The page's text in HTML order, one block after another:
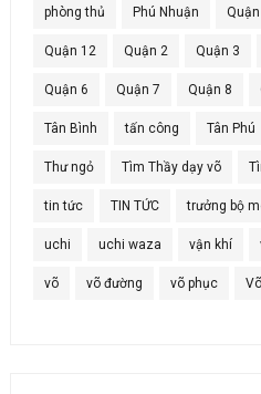
phòng thủ Phú Nhuận Quận
Quận 12 Quận 2 Quận 3
Quận 6 Quận 7 Quận 8
Tân Bình tấn công Tân Phú
Thư ngỏ Tìm Thầy dạy võ
tin tức TIN TỨC trưởng bộ
uchi uchi waza vận khí
võ võ đường võ phục